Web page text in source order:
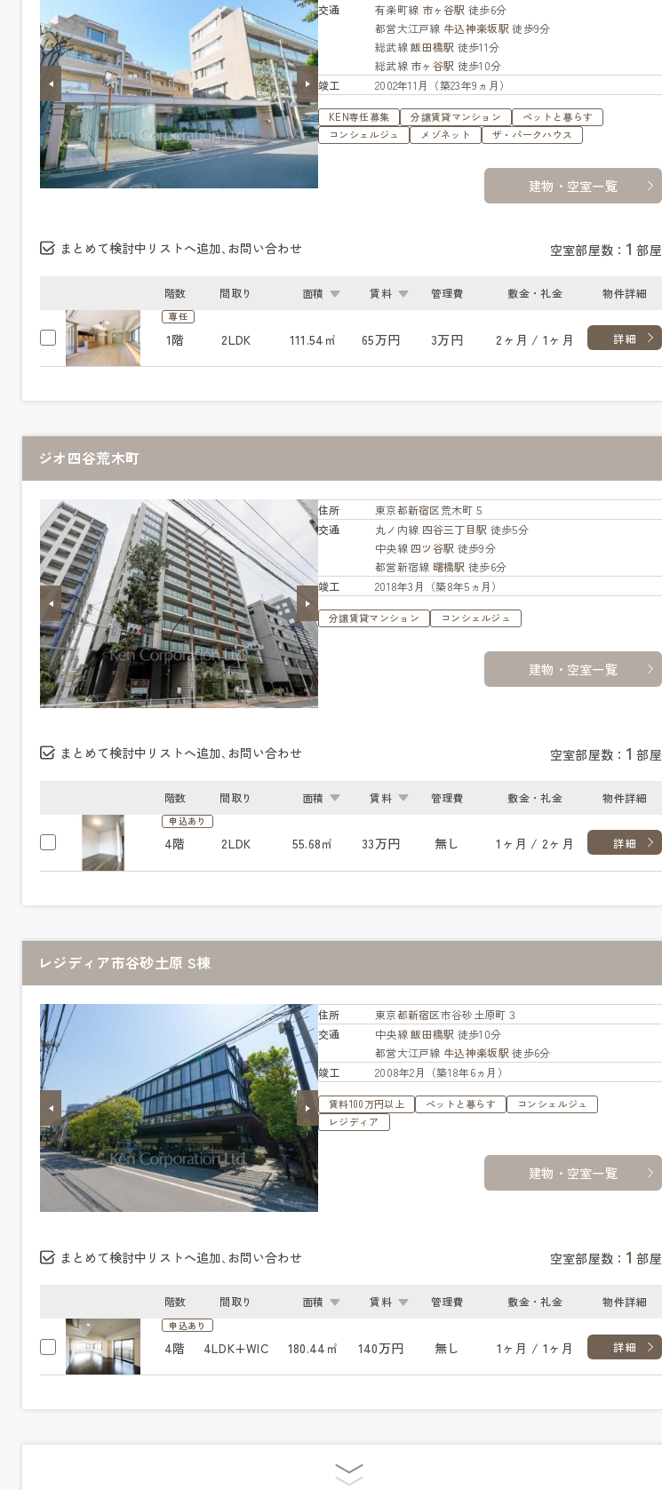
交通
有楽町線 市ヶ谷駅 徒歩6分
都営大江戸線 牛込神楽坂駅 徒歩9分
総武線飯田橋駅 徒歩11分
総武線 市ヶ谷駅 徒歩10分
竣工
2002年11月（築23年9ヵ月）
KEN専任募集 分譲賃貸マンション
ペットと暮らす
コンシェルジュ
メゾネット ザ・パークハウス
建物・空室一覧
まとめて検討中リストへ追加､お問い合わせ 空室部屋数： 1 部屋
階数 間取り 面積 賃料 管理費 敷金・礼金 物件詳細
専任
詳細
1階 2LDK 111.54㎡ 65万円 3万円 2ヶ月 / 1ヶ月
ジオ四谷荒木町
住所 東京都新宿区荒木町５
交通
丸ノ内線 四谷三丁目駅 徒歩5分
中央線 四ツ谷駅 徒歩9分
都営新宿線 曙橋駅 徒歩6分
竣工
2018年3月（築8年5ヵ月）
分譲賃貸マンション コンシェルジュ
建物・空室一覧
まとめて検討中リストへ追加､お問い合わせ 空室部屋数： 1 部屋
階数 間取り 面積 賃料 管理費 敷金・礼金 物件詳細
申込あり
詳細
4階 2LDK 55.68㎡ 33万円 無し 1ヶ月 / 2ヶ月
レジディア市谷砂土原 S棟
住所 東京都新宿区市谷砂土原町３
交通
中央線飯田橋駅 徒歩10分
都営大江戸線 牛込神楽坂駅 徒歩6分
竣工
2008年2月（築18年6ヵ月）
賃料100万円以上 ペットと暮らす
コンシェルジュ
レジディア
建物・空室一覧
まとめて検討中リストへ追加､お問い合わせ 空室部屋数： 1 部屋
階数 間取り 面積 賃料 管理費 敷金・礼金 物件詳細
申込あり
詳細
4階 4LDK+WIC 180.44㎡ 140万円 無し 1ヶ月 / 1ヶ月